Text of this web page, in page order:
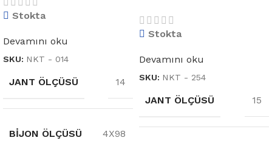
Stokta
Devamını oku
SKU: NKT - 014
JANT ÖLÇÜSÜ 14
BIJON ÖLÇÜSÜ 4X98
Stokta
Devamını oku
SKU: NKT - 254
JANT ÖLÇÜSÜ 15